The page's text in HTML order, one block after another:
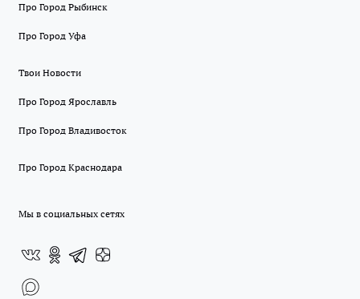
Про Город Рыбинск
Про Город Уфа
Твои Новости
Про Город Ярославль
Про Город Владивосток
Про Город Краснодара
Мы в социальных сетях